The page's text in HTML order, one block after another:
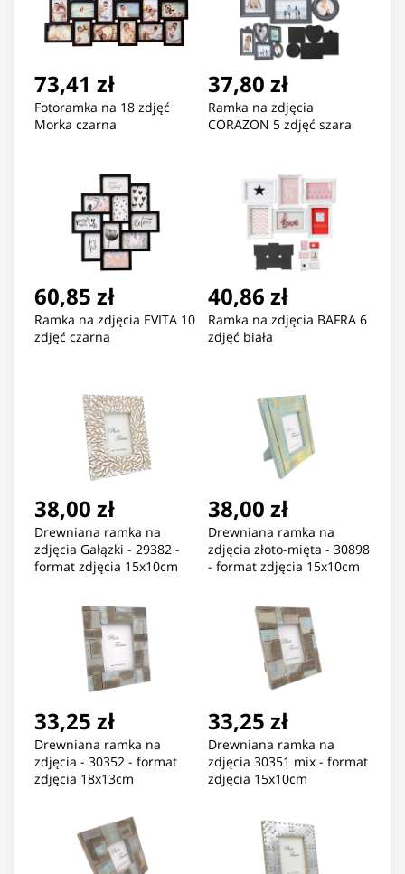
73,41 zł
Fotoramka na 18 zdjęć
Morka czarna
37,80 zł
Ramka na zdjęcia
CORAZON 5 zdjęć szara
60,85 zł
Ramka na zdjęcia EVITA 10
zdjęć czarna
40,86 zł
Ramka na zdjęcia BAFRA 6
zdjęć biała
38,00 zł
Drewniana ramka na
zdjęcia Gałązki - 29382 -
format zdjęcia 15x10cm
38,00 zł
Drewniana ramka na
zdjęcia złoto-mięta - 30898
- format zdjęcia 15x10cm
33,25 zł
Drewniana ramka na
zdjęcia - 30352 - format
zdjęcia 18x13cm
33,25 zł
Drewniana ramka na
zdjęcia 30351 mix - format
zdjęcia 15x10cm